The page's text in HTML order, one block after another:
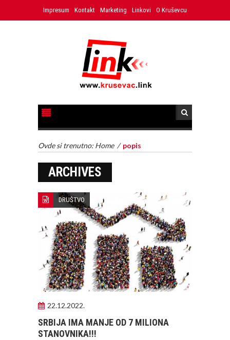
Impresum Kontakt Marketing Linkovi O Kruševcu
Ovde si trenutno: Home / popis
ARCHIVES
DRUŠTVO
22.12.2022.
SRBIJA IMA MANJE OD 7 MILIONA
STANOVNIKA!!!